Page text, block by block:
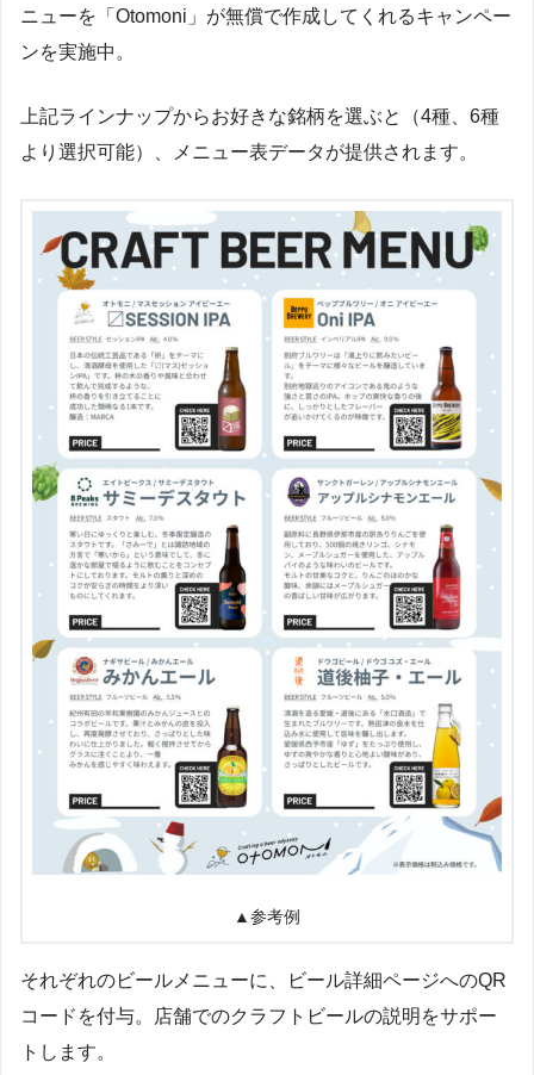
ニューを「Otomoni」が無償で作成してくれるキャンペー
ンを実施中。
上記ラインナップからお好きな銘柄を選ぶと（4種、6種
より選択可能）、メニュー表データが提供されます。
▲参考例
それぞれのビールメニューに、ビール詳細ページへのQR
コードを付与。店舗でのクラフトビールの説明をサポー
トします。